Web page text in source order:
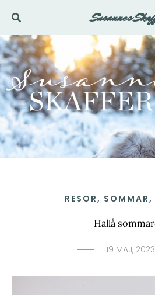
innehåll
Sök Susannes
RESOR, SOMMAR,
Hallå
19 MAJ, 2023